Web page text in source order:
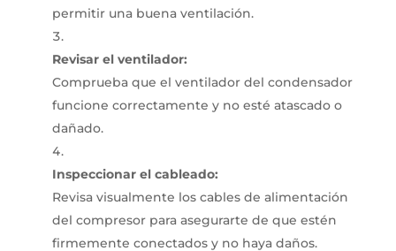
permitir una buena ventilación.
Revisar el ventilador:
Comprueba que el ventilador del condensador
funcione correctamente y no esté atascado o
dañado.
Inspeccionar el cableado:
Revisa visualmente los cables de alimentación
del compresor para asegurarte de que estén
firmemente conectados y no haya daños.